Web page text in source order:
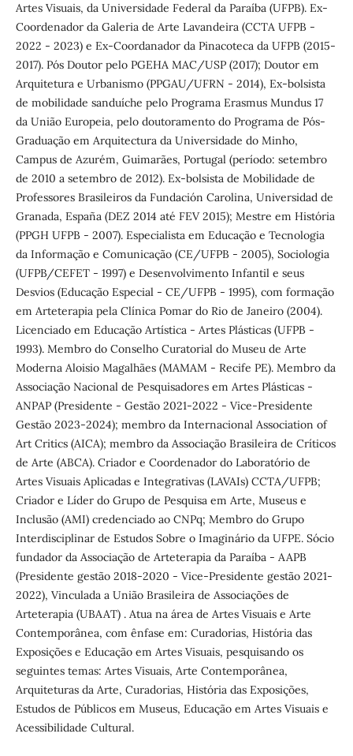
Artes Visuais, da Universidade Federal da Paraíba (UFPB). Ex-
Coordenador da Galeria de Arte Lavandeira (CCTA UFPB -
2022 - 2023) e Ex-Coordanador da Pinacoteca da UFPB (2015-
2017). Pós Doutor pelo PGEHA MAC/USP (2017); Doutor em
Arquitetura e Urbanismo (PPGAU/UFRN - 2014), Ex-bolsista
de mobilidade sanduíche pelo Programa Erasmus Mundus 17
da União Europeia, pelo doutoramento do Programa de Pós-
Graduação em Arquitectura da Universidade do Minho,
Campus de Azurém, Guimarães, Portugal (período: setembro
de 2010 a setembro de 2012). Ex-bolsista de Mobilidade de
Professores Brasileiros da Fundación Carolina, Universidad de
Granada, España (DEZ 2014 até FEV 2015); Mestre em História
(PPGH UFPB - 2007). Especialista em Educação e Tecnologia
da Informação e Comunicação (CE/UFPB - 2005), Sociologia
(UFPB/CEFET - 1997) e Desenvolvimento Infantil e seus
Desvios (Educação Especial - CE/UFPB - 1995), com formação
em Arteterapia pela Clínica Pomar do Rio de Janeiro (2004).
Licenciado em Educação Artística - Artes Plásticas (UFPB -
1993). Membro do Conselho Curatorial do Museu de Arte
Moderna Aloisio Magalhães (MAMAM - Recife PE). Membro da
Associação Nacional de Pesquisadores em Artes Plásticas -
ANPAP (Presidente - Gestão 2021-2022 - Vice-Presidente
Gestão 2023-2024); membro da Internacional Association of
Art Critics (AICA); membro da Associação Brasileira de Críticos
de Arte (ABCA). Criador e Coordenador do Laboratório de
Artes Visuais Aplicadas e Integrativas (LAVAIs) CCTA/UFPB;
Criador e Líder do Grupo de Pesquisa em Arte, Museus e
Inclusão (AMI) credenciado ao CNPq; Membro do Grupo
Interdisciplinar de Estudos Sobre o Imaginário da UFPE. Sócio
fundador da Associação de Arteterapia da Paraíba - AAPB
(Presidente gestão 2018-2020 - Vice-Presidente gestão 2021-
2022), Vinculada a União Brasileira de Associações de
Arteterapia (UBAAT) . Atua na área de Artes Visuais e Arte
Contemporânea, com ênfase em: Curadorias, História das
Exposições e Educação em Artes Visuais, pesquisando os
seguintes temas: Artes Visuais, Arte Contemporânea,
Arquiteturas da Arte, Curadorias, História das Exposições,
Estudos de Públicos em Museus, Educação em Artes Visuais e
Acessibilidade Cultural.